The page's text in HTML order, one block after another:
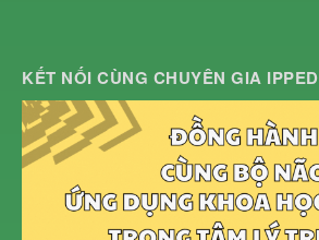
KẾT NỐI CÙNG CHUYÊN GIA IPPED